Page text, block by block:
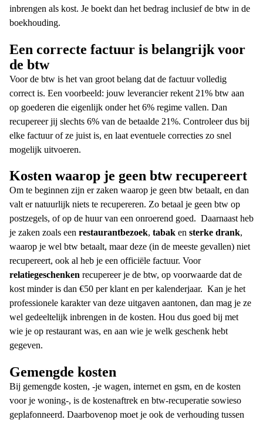
inbrengen als kost. Je boekt dan het bedrag inclusief de btw in de
boekhouding.
Een correcte factuur is belangrijk voor
de btw
Voor de btw is het van groot belang dat de factuur volledig
correct is. Een voorbeeld: jouw leverancier rekent 21% btw aan
op goederen die eigenlijk onder het 6% regime vallen. Dan
recupereer jij slechts 6% van de betaalde 21%. Controleer dus bij
elke factuur of ze juist is, en laat eventuele correcties zo snel
mogelijk uitvoeren.
Kosten waarop je geen btw recupereert
Om te beginnen zijn er zaken waarop je geen btw betaalt, en dan
valt er natuurlijk niets te recupereren. Zo betaal je geen btw op
postzegels, of op de huur van een onroerend goed. Daarnaast heb
je zaken zoals een restaurantbezoek, tabak en sterke drank,
waarop je wel btw betaalt, maar deze (in de meeste gevallen) niet
recupereert, ook al heb je een officiële factuur. Voor
relatiegeschenken recupereer je de btw, op voorwaarde dat de
kost minder is dan €50 per klant en per kalenderjaar. Kan je het
professionele karakter van deze uitgaven aantonen, dan mag je ze
wel gedeeltelijk inbrengen in de kosten. Hou dus goed bij met
wie je op restaurant was, en aan wie je welk geschenk hebt
gegeven.
Gemengde kosten
Bij gemengde kosten, -je wagen, internet en gsm, en de kosten
voor je woning-, is de kostenaftrek en btw-recuperatie sowieso
geplafonneerd. Daarbovenop moet je ook de verhouding tussen